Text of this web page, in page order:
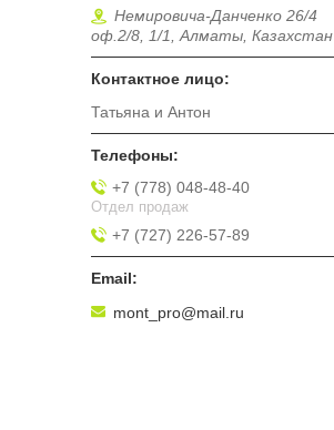
Немировича-Данченко 26/4
оф.2/8, 1/1, Алматы, Казахстан
Татьяна и Антон
+7 (778) 048-48-40
Отдел продаж
+7 (727) 226-57-89
mont_pro@mail.ru